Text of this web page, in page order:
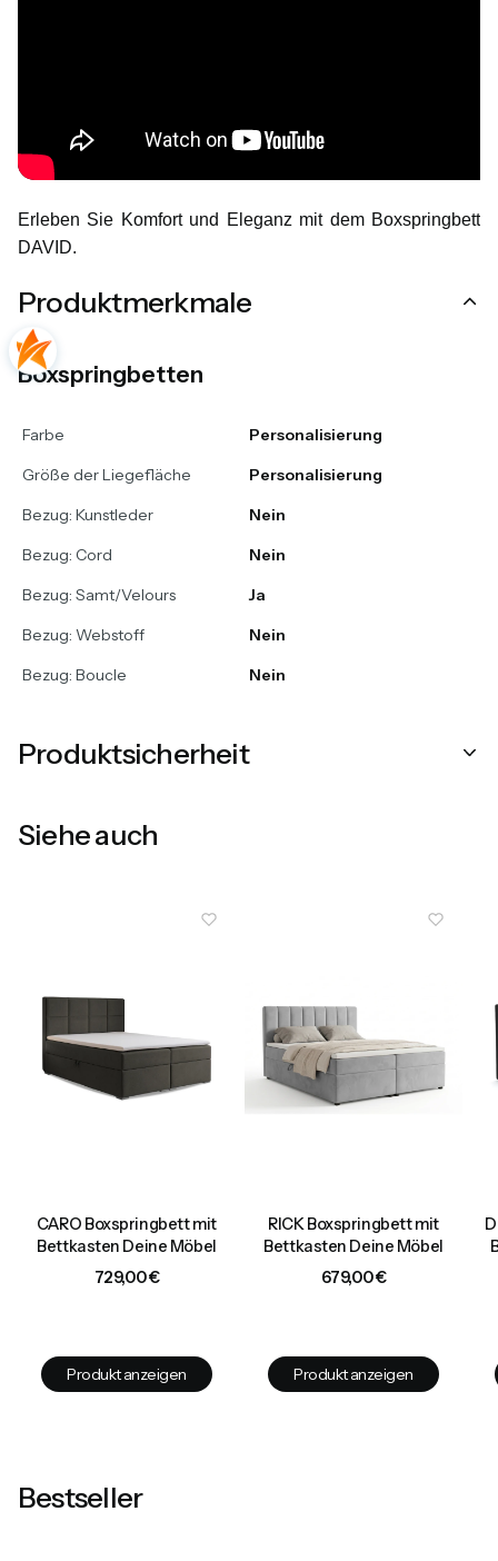
Erleben Sie Komfort und Eleganz mit dem Boxspringbett
DAVID.
Produktmerkmale
Boxspringbetten
Farbe
Personalisierung
Größe der Liegefläche
Personalisierung
Bezug: Kunstleder
Nein
Bezug: Cord
Nein
Bezug: Samt/Velours
Ja
Bezug: Webstoff
Nein
Bezug: Boucle
Nein
Produktsicherheit
Siehe auch
CARO Boxspringbett mit
Bettkasten Deine Möbel
Preis
729,00 €
Produkt anzeigen
RICK Boxspringbett mit
Bettkasten Deine Möbel
Preis
679,00 €
Produkt anzeigen
Bestseller